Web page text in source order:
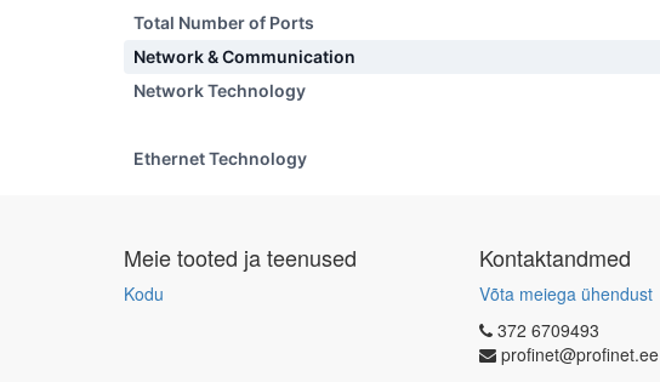
Total Number of Ports
Network & Communication
Network Technology
Ethernet Technology
Meie tooted ja teenused
Kodu
Kontaktandmed
Võta meiega ühendust
372 6709493
profinet@profinet.ee